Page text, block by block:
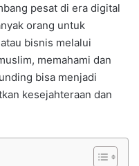
pesat di era digital
orang untuk
bisnis melalui
memahami dan
bisa menjadi
kesejahteraan dan